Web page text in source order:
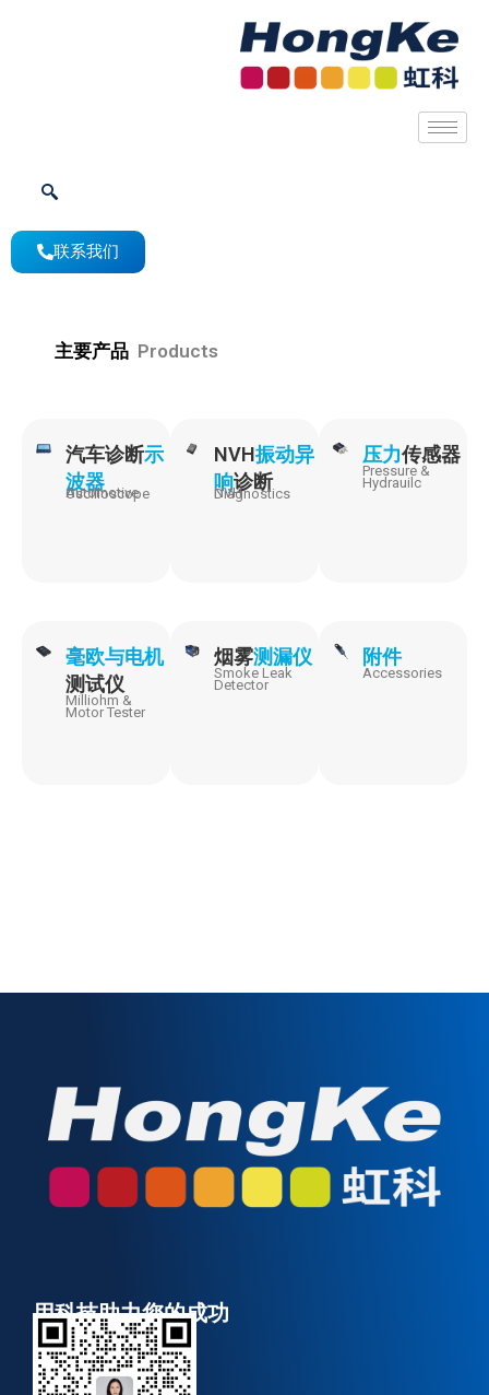
联系我们
主要产品 Products
汽车诊断示
波器
Automotive Oscilloscope
NVH振动异
响诊断
NVH Diagnostics
压力传感器
Pressure &
Hydrauilc
毫欧与电机
测试仪
Milliohm &
Motor Tester
烟雾测漏仪
Smoke Leak
Detector
附件
Accessories
用科技助力您的成功